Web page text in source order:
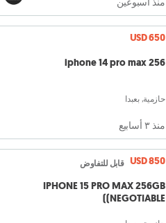
USD 650
iphone 14 pro max 256
حازمية, بعبدا
منذ ٣ أسابيع
USD 850 قابل للتفاوض
IPHONE 15 PRO MAX 256GB
(NEGOTIABLE)